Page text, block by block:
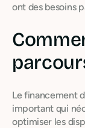
ont des besoins
Le financement
important qui
optimiser les